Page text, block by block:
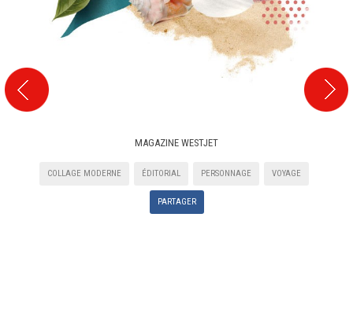
MAGAZINE WESTJET
COLLAGE MODERNE ÉDITORIAL PERSONNAGE VOYAGE
PARTAGER